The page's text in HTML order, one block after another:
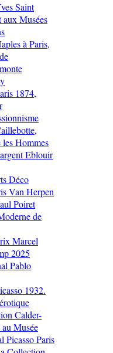
Saint
aux Musées
à Paris,
1874,
les Hommes
Eblouir
Déco
Van Herpen
Poiret
de
Marcel
2025
Pablo
1932.
Calder-
au Musée
Picasso Paris